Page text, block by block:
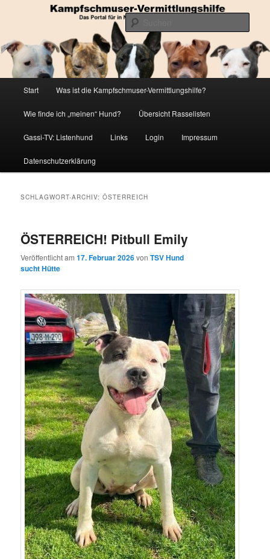
springen
springenKampfschmuser-Vermittlungshilfe
Die Datenbank für in Not geratene Listenhunde
Start Was ist die Kampfschmuser-Vermittlungshilfe?
Wie finde ich „meinen“ Hund? Übersicht Rasselisten
Gassi-TV: Listenhund Links Login Impressum
Datenschutzerklärung
SCHLAGWORT-ARCHIV:ÖSTERREICH
ÖSTERREICH! Pitbull Emily
Veröffentlicht am17. Februar 2026vonTSV Hund
sucht Hütte